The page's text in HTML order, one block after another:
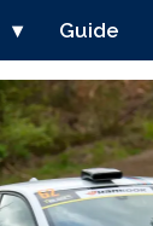
Guide